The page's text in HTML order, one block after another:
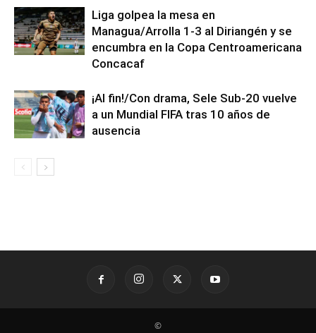
Liga golpea la mesa en
Managua/Arrolla 1-3 al Diriangén y se
encumbra en la Copa Centroamericana
Concacaf
¡Al fin!/Con drama, Sele Sub-20 vuelve
a un Mundial FIFA tras 10 años de
ausencia
©